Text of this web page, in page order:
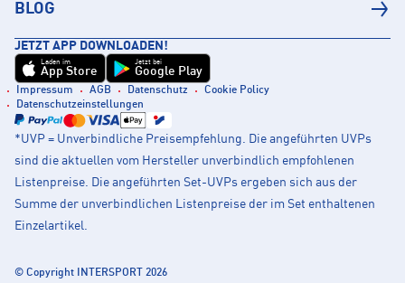
BLOG
JETZT APP DOWNLOADEN!
Laden im
App Store
Jetzt bei
Google Play
Impressum AGB Datenschutz
Cookie Policy
Datenschutzeinstellungen
*UVP = Unverbindliche Preisempfehlung. Die angeführten UVPs
sind die aktuellen vom Hersteller unverbindlich empfohlenen
Listenpreise. Die angeführten Set-UVPs ergeben sich aus der
Summe der unverbindlichen Listenpreise der im Set enthaltenen
Einzelartikel.
© Copyright INTERSPORT 2026